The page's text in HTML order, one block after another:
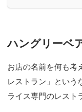
ハングリーベ
お店の名前を何も考
レストラン」という
ライス専門のレスト